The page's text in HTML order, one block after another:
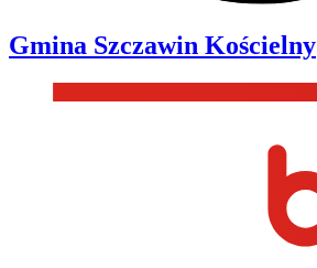
Gmina Szczawin Kościelny